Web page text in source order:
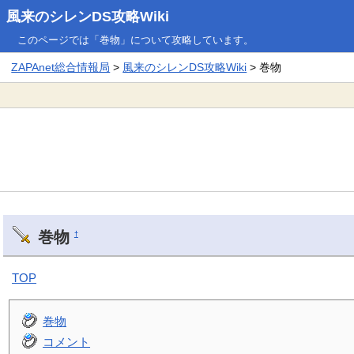
風来のシレンDS攻略Wiki
このページでは「巻物」について攻略しています。
ZAPAnet総合情報局 > 風来のシレンDS攻略Wiki > 巻物
巻物 †
TOP
巻物
コメント